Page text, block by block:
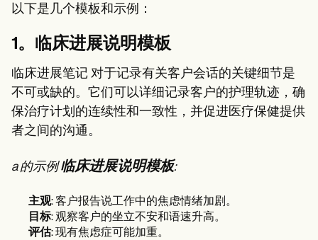
以下是几个模板和示例：
1。临床进展说明模板
临床进展笔记 对于记录有关客户会话的关键细节是
不可或缺的。它们可以详细记录客户的护理轨迹，确
保治疗计划的连续性和一致性，并促进医疗保健提供
者之间的沟通。
a 的示例临床进展说明模板:
主观: 客户报告说工作中的焦虑情绪加剧。
目标: 观察客户的坐立不安和语速升高。
评估: 现有焦虑症可能加重。